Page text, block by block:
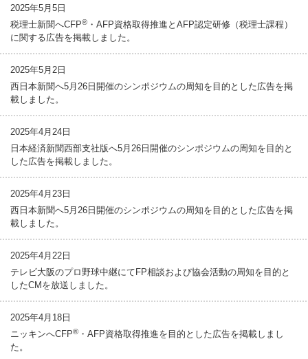
2025年5月5日
税理士新聞へCFP® ・AFP資格取得推進とAFP認定研修（税理士課程）
に関する広告を掲載しました。
2025年5月2日
西日本新聞へ5月26日開催のシンポジウムの周知を目的とした広告を掲
載しました。
2025年4月24日
日本経済新聞西部支社版へ5月26日開催のシンポジウムの周知を目的と
した広告を掲載しました。
2025年4月23日
西日本新聞へ5月26日開催のシンポジウムの周知を目的とした広告を掲
載しました。
2025年4月22日
テレビ大阪のプロ野球中継にてFP相談および協会活動の周知を目的と
したCMを放送しました。
2025年4月18日
ニッキンへCFP® ・AFP資格取得推進を目的とした広告を掲載しまし
た。